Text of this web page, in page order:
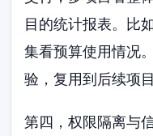
目的统计报表。比
集看预算使用情况
验，复用到后续项目
第四，权限隔离与